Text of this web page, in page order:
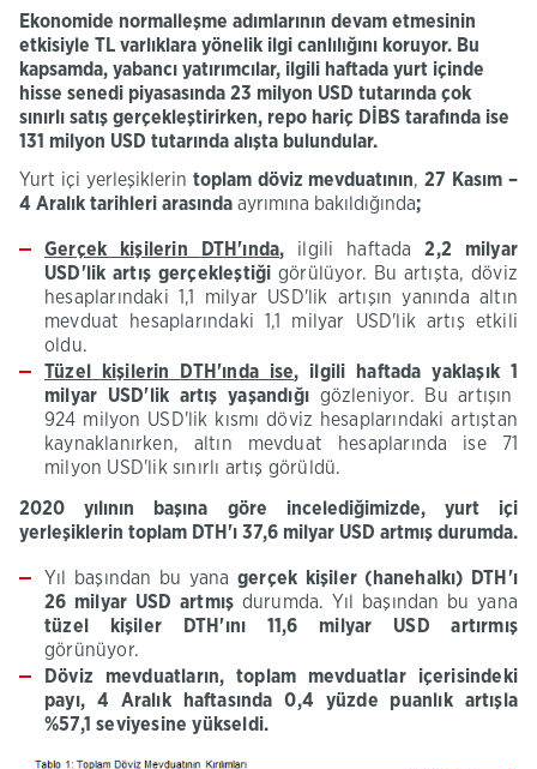
Ekonomide normalleşme adımlarının devam etmesinin
etkisiyle TL varlıklara yönelik ilgi canlılığını koruyor. Bu
kapsamda, yabancı yatırımcılar, ilgili haftada yurt içinde
hisse senedi piyasasında 23 milyon USD tutarında çok
sınırlı satış gerçekleştirirken, repo hariç DİBS tarafında ise
131 milyon USD tutarında alışta bulundular.
Yurt içi yerleşiklerin toplam döviz mevduatının,27 Kasım –
4 Aralık tarihleri arasında ayrımına bakıldığında;
Gerçek kişilerin DTH'ında, ilgili haftada2,2 milyar
USD'lik artış gerçekleştiği görülüyor. Bu artışta, döviz
hesaplarındaki 1,1 milyar USD'lik artışın yanında altın
mevduat hesaplarındaki 1,1 milyar USD'lik artış etkili
oldu.
Tüzel
kişilerin DTH'ındaise, ilgili haftada yaklaşık 1
milyar USD'lik artış yaşandığı gözleniyor. Bu artışın
924 milyon USD'lik kısmı döviz hesaplarındaki artıştan
kaynaklanırken, altın mevduat hesaplarında ise 71
milyon USD'lik sınırlı artış görüldü.​
2020 yılının başına göre incelediğimizde, yurt içi
yerleşiklerin toplam DTH'ı 37,6 milyar USD artmış durumda.
Yıl başından bu yana gerçek kişiler (hanehalkı)
DTH'ı
26 milyar USD artmış durumda. Yıl başından bu yana
tüzel kişiler
DTH'ını 11,6 milyar USD artırmış
görünüyor.
Döviz mevduatların, toplam mevduatlar içerisindeki
payı, 4 Aralık haftasında 0,4 yüzde puanlık artışla
%57,1 seviyesine yükseldi.